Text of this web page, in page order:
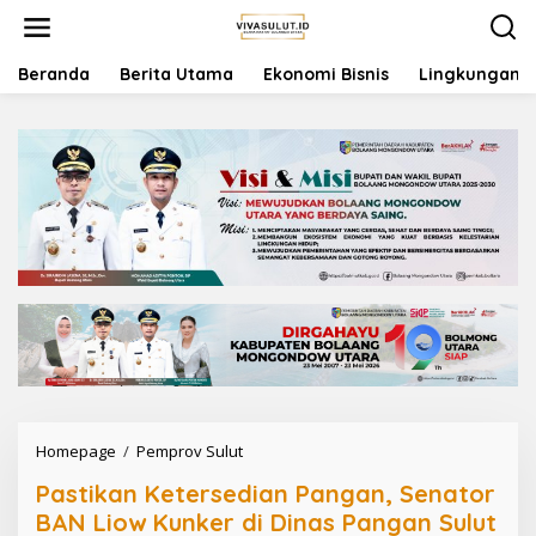
Beranda Berita Utama Ekonomi Bisnis Lingkungan
Homepage / Pemprov Sulut
s
t
Pastikan Ketersedian Pangan, Senator
BAN Liow Kunker di Dinas Pangan Sulut